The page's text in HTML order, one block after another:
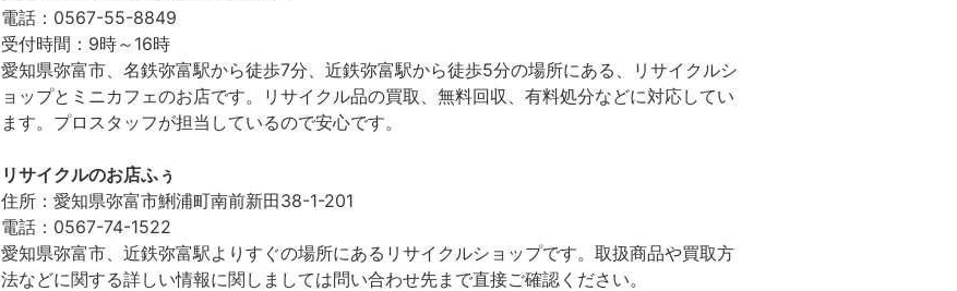
電話：0567-55-8849
受付時間：9時～16時
愛知県弥富市、名鉄弥富駅から徒歩7分、近鉄弥富駅から徒歩5分の場所にある、リサイクルシ
ョップとミニカフェのお店です。リサイクル品の買取、無料回収、有料処分などに対応してい
ます。プロスタッフが担当しているので安心です。
リサイクルのお店ふぅ
住所：愛知県弥富市鯏浦町南前新田38-1-201
電話：0567-74-1522
愛知県弥富市、近鉄弥富駅よりすぐの場所にあるリサイクルショップです。取扱商品や買取方
法などに関する詳しい情報に関しましては問い合わせ先まで直接ご確認ください。